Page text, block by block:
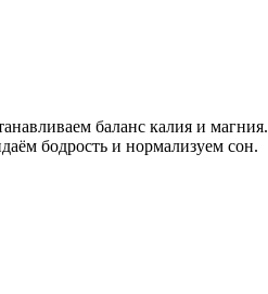
баланс калия и магния.
бодрость и нормализуем сон.